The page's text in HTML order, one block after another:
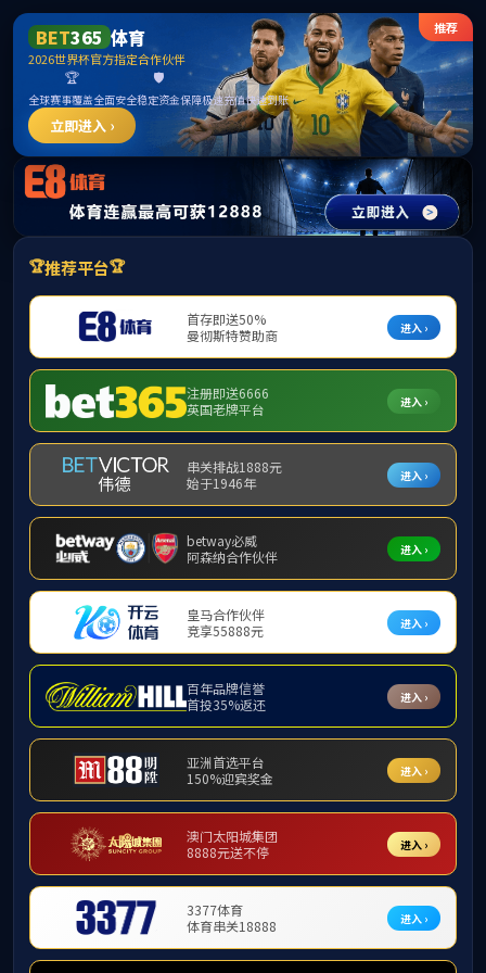
15vip太阳成集团(古天乐·VIP认证)官方网
站-Macau Sun City
请输入验证码下载附件